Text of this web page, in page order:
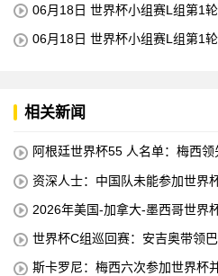
06月18日 世界杯小组赛L组第1
06月18日 世界杯小组赛L组第1
相关新闻
阿根廷世界杯55 人名单：梅西
资深人士：中国队未能参加世界
2026年美国-加拿大-墨西哥世界
世界杯C组巡回赛：安吉奥带领
斯卡罗尼：梅西六次参加世界杯